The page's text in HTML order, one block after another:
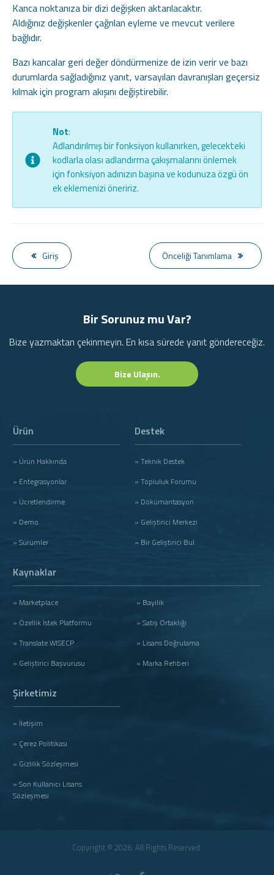
Kanca noktanıza bir dizi değişken aktarılacaktır.
Aldığınız değişkenler çağrılan eyleme ve mevcut verilere
bağlıdır.
Bazı kancalar geri değer döndürmenize de izin verir ve bazı
durumlarda sağladığınız yanıt, varsayılan davranışları geçersiz
kılmak için program akışını değiştirebilir.
Not:
Adlandırılmış bir fonksiyon kullanırken, gelecekteki
kodlarla olası adlandırma çakışmalarını önlemek
için fonksiyon adınızın başına ve kodunuza özgü ön
ek eklemenizi öneririz.
Giriş Önceliği Tanımlama
Bir Sorunuz mu Var?
Bize yazmaktan çekinmeyin. En kısa sürede yanıt göndereceğiz.
Bize Ulaşın.
Ürün
» Ürün Hakkında
» Entegrasyonlar
» Ücretlendirme
» Demo
» Sürümler
Destek
» Teknik Destek
» Topluluk Forumu
» Dökümantasyon
» Geliştirici Merkezi
» Bir Geliştirici Bul
Kaynaklar
» Marketplace
» Özellik İstek Platformu
» Translate WISECP
» Geliştirici Başvurusu
» Bayilik
» Satış Ortaklığı
» Lisans Doğrulama
» Marka Rehberi
Şirketimiz
» İletişim
» Çerez Politikası
» Gizlilik Sözleşmesi
» Son Kullanıcı Lisans
Sözleşmesi
Copyright © 2026. All Rights Reserved.